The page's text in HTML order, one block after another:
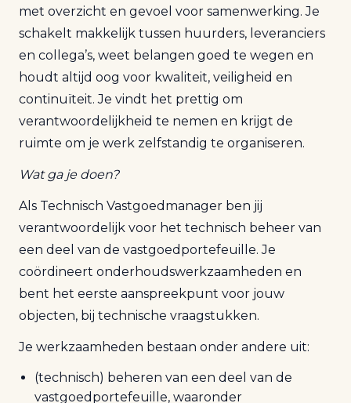
met overzicht en gevoel voor samenwerking. Je
schakelt makkelijk tussen huurders, leveranciers
en collega’s, weet belangen goed te wegen en
houdt altijd oog voor kwaliteit, veiligheid en
continuïteit. Je vindt het prettig om
verantwoordelijkheid te nemen en krijgt de
ruimte om je werk zelfstandig te organiseren.
Wat ga je doen?
Als Technisch Vastgoedmanager ben jij
verantwoordelijk voor het technisch beheer van
een deel van de vastgoedportefeuille. Je
coördineert onderhoudswerkzaamheden en
bent het eerste aanspreekpunt voor jouw
objecten, bij technische vraagstukken.
Je werkzaamheden bestaan onder andere uit:
(technisch) beheren van een deel van de
vastgoedportefeuille, waaronder